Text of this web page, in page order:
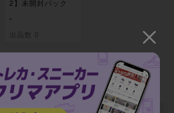
2】未開封パック
-
出品数 0